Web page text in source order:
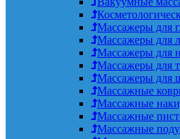
Массажеры для
Массажеры для
Массажеры для
Массажеры для
Массажеры для
Массажные
Массажные
Массажные
Массажные